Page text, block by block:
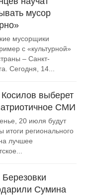
мусор
мусорщики
с «культурной»
– Санкт-
Сегодня, 14...
выберет
СМИ
20 июля будут
итоги регионального
лучшее
Сумина